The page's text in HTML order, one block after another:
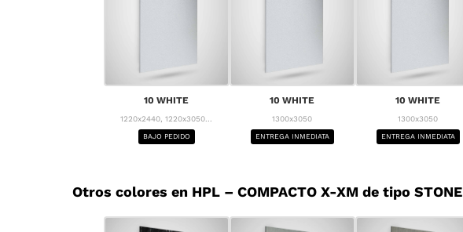
10 WHITE
1220x2440, 1220x3050...
BAJO PEDIDO
10 WHITE
1300x3050
ENTREGA INMEDIATA
10 WHITE
1300x3050
ENTREGA INMEDIATA
Otros colores en HPL – COMPACTO X-XM de tipo STONE